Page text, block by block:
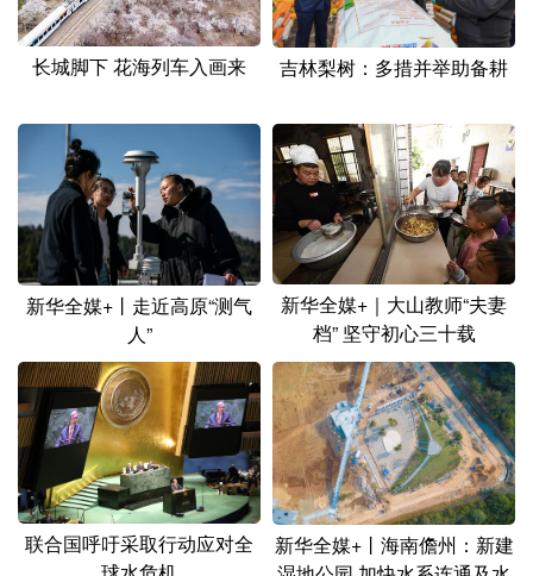
长城脚下 花海列车入画来 吉林梨树：多措并举助备耕
新华全媒+丨走近高原“测气
人”
新华全媒+｜大山教师“夫妻
档” 坚守初心三十载
联合国呼吁采取行动应对全
新华全媒+丨海南儋州：新建